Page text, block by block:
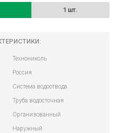
1 шт.
Технониколь
Россия
Система водоотвода
Труба водосточная
Организованный
Наружный